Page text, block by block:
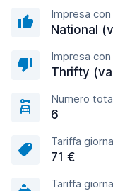
Impresa
National
Impresa
Thrifty
Numero
6
Tariffa
71 €
Tariffa